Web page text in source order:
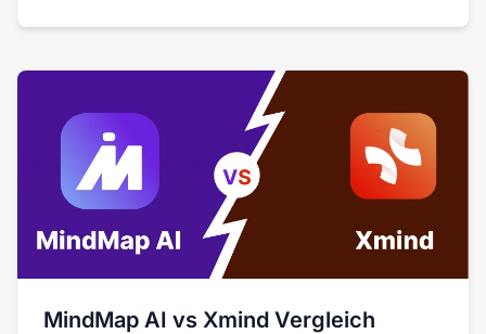
MindMap AI vs Xmind Vergleich